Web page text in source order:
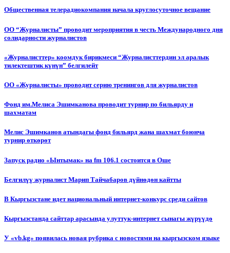
Общественная телерадиокомпания начала круглосуточное вещание
ОО “Журналисты” проводит мероприятия в честь Международного дня
солидарности журналистов
«Журналисттер» коомдук бирикмеси “Журналисттердин эл аралык
тилектештик күнүн” белгилейт
ОО «Журналисты» проводит серию тренингов для журналистов
Фонд им.Мелиса Эшимканова проводит турнир по бильярду и
шахматам
Мелис Эшимканов атындагы фонд бильярд жана шахмат боюнча
турнир өткөрөт
Запуск радио «Ынтымак» на fm 106.1 состоится в Оше
Белгилүү журналист Марип Тайчабаров дүйнөдөн кайтты
В Кыргызстане идет национальный интернет-конкурс среди сайтов
Кыргызстанда сайттар арасында улуттук-интернет сынагы жүрүүдө
У «vb.kg» появилась новая рубрика с новостями на кыргызском языке